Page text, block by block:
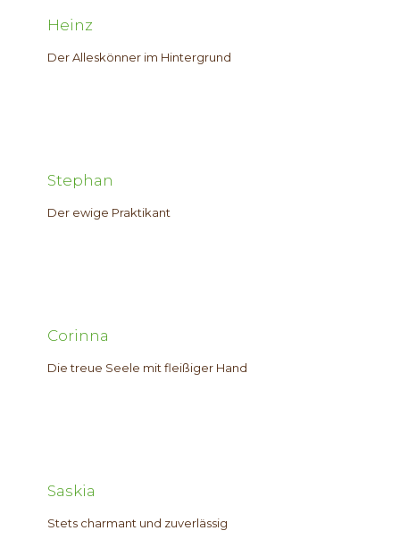
Heinz
Der Alleskönner im Hintergrund
Stephan
Der ewige Praktikant
Corinna
Die treue Seele mit fleißiger Hand
Saskia
Stets charmant und zuverlässig